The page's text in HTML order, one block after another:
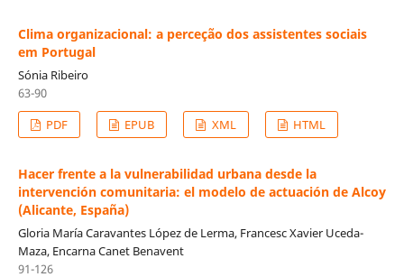
Clima organizacional: a perceção dos assistentes sociais
em Portugal
Sónia Ribeiro
63-90
PDF
EPUB XML HTML
Hacer frente a la vulnerabilidad urbana desde la
intervención comunitaria: el modelo de actuación de Alcoy
(Alicante, España)
Gloria María Caravantes López de Lerma, Francesc Xavier Uceda-
Maza, Encarna Canet Benavent
91-126